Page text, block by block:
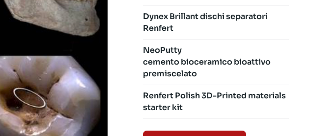
Dynex Brillant dischi separatori
Renfert
NeoPutty
cemento bioceramico bioattivo
premiscelato
Renfert Polish 3D-Printed materials
starter kit